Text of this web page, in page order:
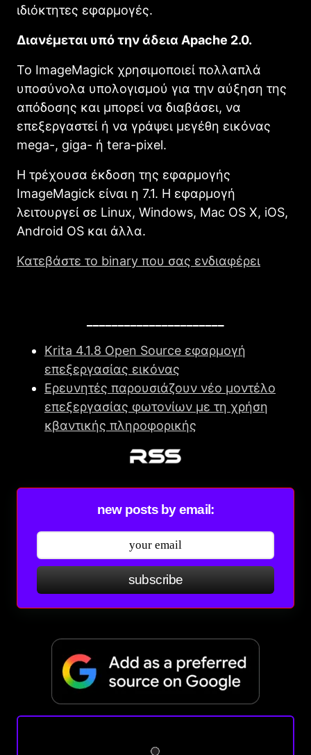
ιδιόκτητες εφαρμογές.
Διανέμεται υπό την άδεια Apache 2.0.
Το ImageMagick χρησιμοποιεί πολλαπλά
υποσύνολα υπολογισμού για την αύξηση της
απόδοσης και μπορεί να διαβάσει, να
επεξεργαστεί ή να γράψει μεγέθη εικόνας
mega-, giga- ή tera-pixel.
Η τρέχουσα έκδοση της εφαρμογής
ImageMagick είναι η 7.1. Η εφαρμογή
λειτουργεί σε Linux, Windows, Mac OS X, iOS,
Android OS και άλλα.
Κατεβάστε το binary που σας ενδιαφέρει
Krita 4.1.8 Open Source εφαρμογή
επεξεργασίας εικόνας
Ερευνητές παρουσιάζουν νέο μοντέλο
επεξεργασίας φωτονίων με τη χρήση
κβαντικής πληροφορικής
new posts by email:
subscribe